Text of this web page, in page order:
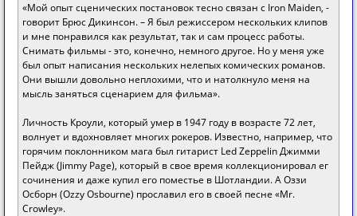
«Мой опыт сценических постановок тесно связан с Iron Maiden, -
говорит Брюс Дикинсон. – Я был режиссером нескольких клипов
и мне понравился как результат, так и сам процесс работы.
Снимать фильмы - это, конечно, немного другое. Но у меня уже
был опыт написания нескольких нелепых комических романов.
Они вышли довольно неплохими, что и натолкнуло меня на
мысль заняться сценарием для фильма».
Личность Кроули, который умер в 1947 году в возрасте 72 лет,
волнует и вдохновляет многих рокеров. Известно, например, что
горячим поклонником мага был гитарист Led Zeppelin Джимми
Пейдж (Jimmy Page), который в свое время коллекционировал ег
сочинения и даже купил его поместье в Шотландии. А Оззи
Осборн (Ozzy Osbourne) прославил его в своей песне «Mr.
Crowley».